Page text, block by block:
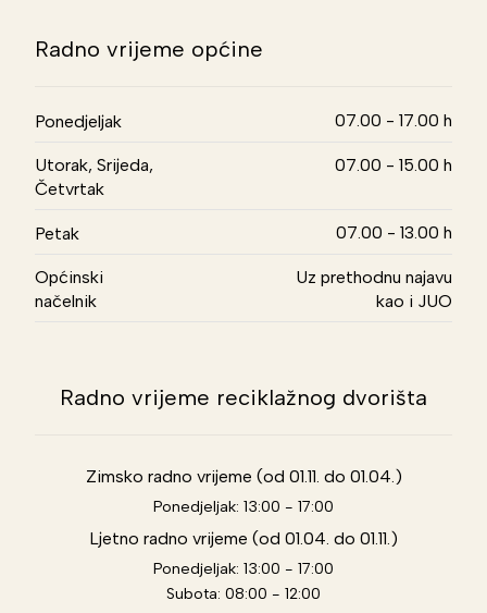
Radno vrijeme općine
Ponedjeljak 07.00 - 17.00 h
Utorak, Srijeda,
Četvrtak
07.00 - 15.00 h
Petak 07.00 - 13.00 h
Općinski
načelnik
Uz prethodnu najavu
kao i JUO
Radno vrijeme reciklažnog dvorišta
Zimsko radno vrijeme (od 01.11. do 01.04.)
Ponedjeljak: 13:00 - 17:00
Ljetno radno vrijeme (od 01.04. do 01.11.)
Ponedjeljak: 13:00 - 17:00
Subota: 08:00 - 12:00